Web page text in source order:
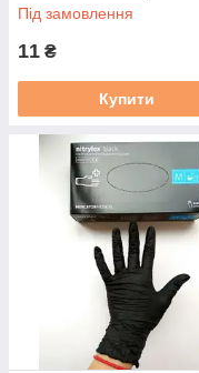
форми
Під замовлення
11 ₴
Купити